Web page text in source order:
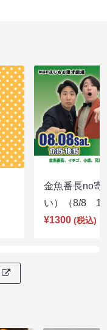
金魚番長no寄
い）（8/8
¥1300 (税込)